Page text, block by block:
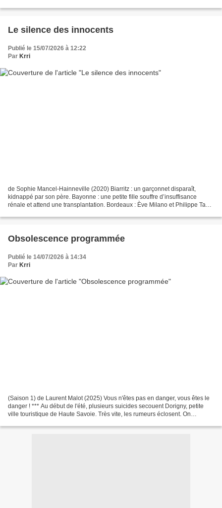
Le silence des innocents
Publié le 15/07/2026 à 12:22
Par Krri
de Sophie Mancel-Hainneville (2020) Biarritz : un garçonnet disparaît,
kidnappé par son père. Bayonne : une petite fille souffre d’insuffisance
rénale et attend une transplantation. Bordeaux : Ève Milano et Philippe Tavel
Obsolescence programmée
Publié le 14/07/2026 à 14:34
Par Krri
(Saison 1) de Laurent Malot (2025) Vous n'êtes pas en danger, vous êtes le
danger ! *** Au début de l'été, plusieurs suicides secouent Dorigny, petite
ville touristique de Haute Savoie. Très vite, les rumeurs éclosent. On